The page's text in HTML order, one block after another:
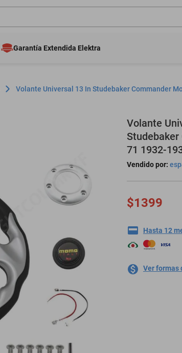
Garantía Extendida Elektra
Volante Universal 13 In Studebaker Commander
Volante
71 1932-
Vendido por:
$1399
Hasta 12
Ver formas